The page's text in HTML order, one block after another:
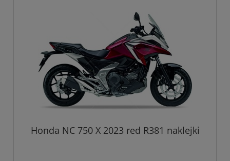
Honda NC 750 X 2023 red R381 naklejki